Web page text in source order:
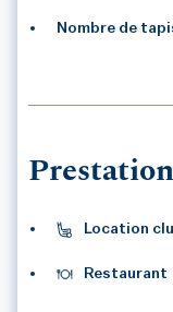
Nombre de
Location
Restaurant